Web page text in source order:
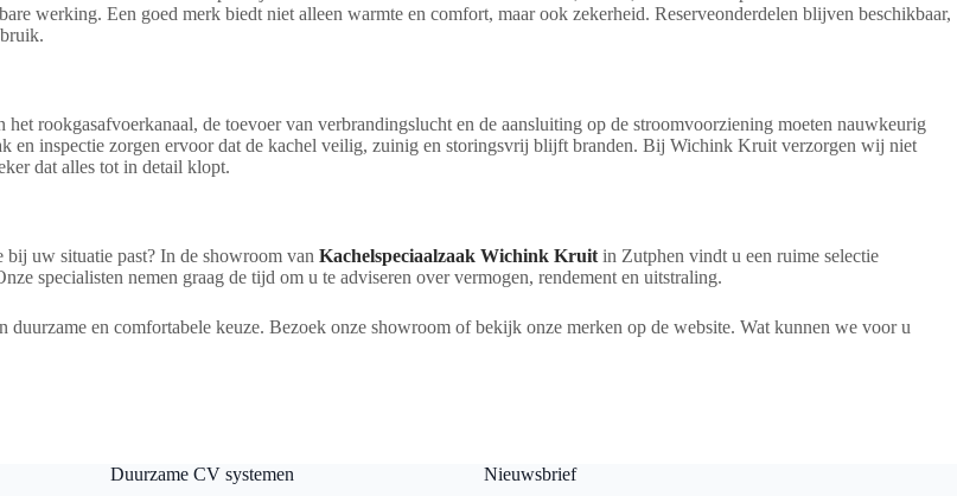
werking. Een goed merk biedt niet alleen warmte en comfort, maar ook zekerheid. Reserveonderdelen blijven beschikbaar,
rookgasafvoerkanaal, de toevoer van verbrandingslucht en de aansluiting op de stroomvoorziening moeten nauwkeurig
en inspectie zorgen ervoor dat de kachel veilig, zuinig en storingsvrij blijft branden. Bij Wichink Kruit verzorgen wij niet
dat alles tot in detail klopt.
uw situatie past? In de showroom van Kachelspeciaalzaak Wichink Kruit in Zutphen vindt u een ruime selectie
specialisten nemen graag de tijd om u te adviseren over vermogen, rendement en uitstraling.
en comfortabele keuze. Bezoek onze showroom of bekijk onze merken op de website. Wat kunnen we voor u
Duurzame CV systemen Nieuwsbrief